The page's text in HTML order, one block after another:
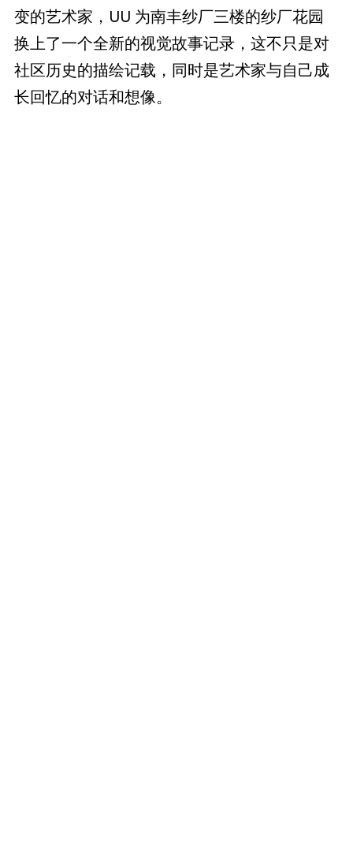
变的艺术家，UU 为南丰纱厂三楼的纱厂花园
换上了一个全新的视觉故事记录，这不只是对
社区历史的描绘记载，同时是艺术家与自己成
长回忆的对话和想像。